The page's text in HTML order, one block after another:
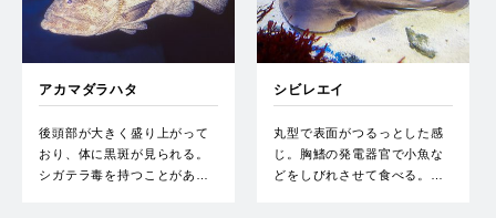
アカマダラハタ
後頭部が大きく盛り上がって
おり、体に黒斑が見られる。
シガテラ毒を持つことがあ…
シビレエイ
丸型で表面がつるっとした感
じ。胸鰭の発電器官で小魚な
どをしびれさせて食べる。…